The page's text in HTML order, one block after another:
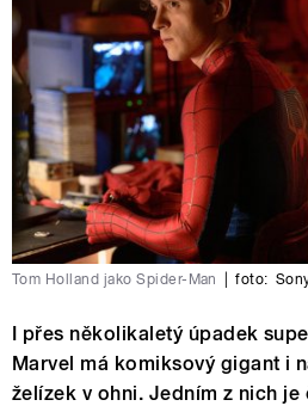
Tom Holland jako Spider-Man foto:
I přes několikaletý úpadek
Marvel má komiksový gigant i
želízek v ohni. Jedním z nich je